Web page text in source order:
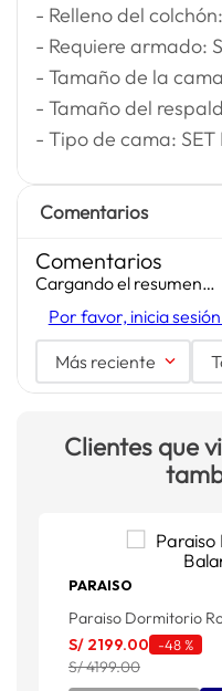
- Relleno del
- Requiere armado:
- Tamaño de la
- Tamaño del
- Tipo de cama: SET
Comentarios
Comentarios
Cargando el resumen…
Por favor, inicia
Más reciente
Clientes que
PARAISO
Paraiso Dormitorio
S/ 2199.00 -48 %
S/ 4199.00